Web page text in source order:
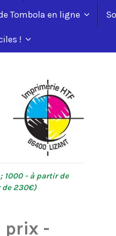
Tombola en ligne
!
1000 - à partir de
de 230€)
prix -